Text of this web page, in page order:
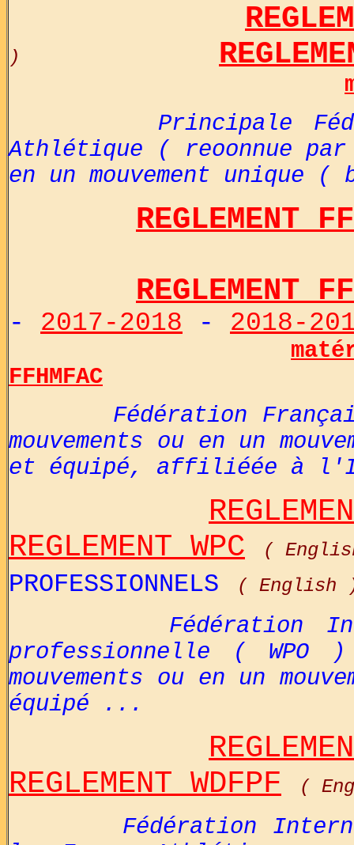
)
Principale
Athlétique ( reoonnue
en un mouvement unique
REGLEMENT
REGLEMENT
- 2017-2018 - 2018-
FFHMFAC
Fédération
mouvements ou en un
et équipé, affiliéée à
REGLEMENT WPC
(
PROFESSIONNELS ( English
Fédération
professionnelle (
mouvements ou en un
équipé ...
REGLEMENT WDFPF
(
Fédération